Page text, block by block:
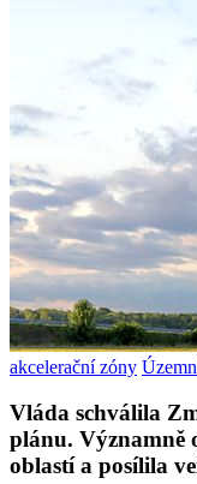
akcelerační zóny
Vláda schválila
plánu. Významně
oblastí a posílila